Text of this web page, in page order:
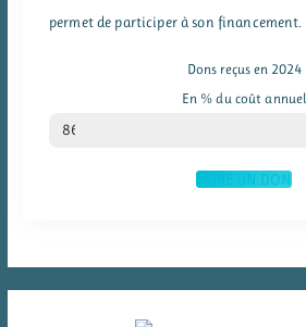
permet de participer à son financement.
Dons reçus en 2024
En % du coût annuel
% du coût annuel
86
FAIRE UN DON